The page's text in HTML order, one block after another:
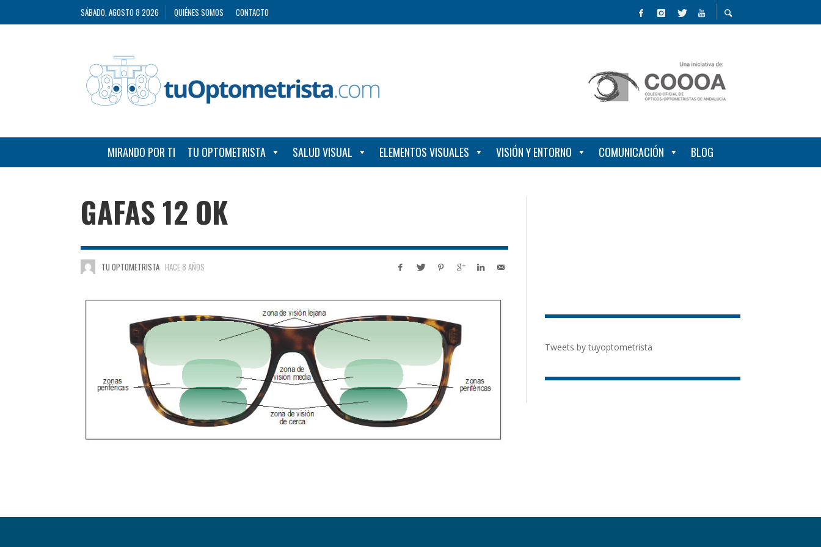
SÁBADO, AGOSTO 8 2026 QUIÉNES SOMOS CONTACTO
MIRANDO POR TI TU OPTOMETRISTA SALUD VISUAL ELEMENTOS VISUALES VISIÓN Y ENTORNO COMUNICACIÓN BLOG
GAFAS 12 OK
TU OPTOMETRISTA HACE 8 AÑOS
Tweets by tuyoptometrista